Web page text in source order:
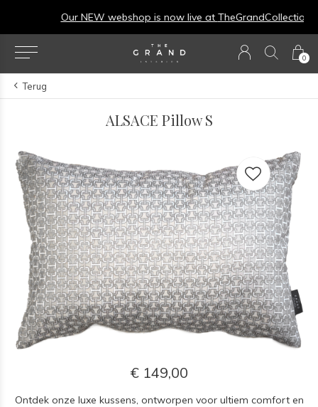
0
Our NEW webshop is now live atTheGrandCollection.eu
Terug
ALSACE Pillow S
€ 149,00
Ontdek onze luxe kussens, ontworpen voor ultiem comfort en